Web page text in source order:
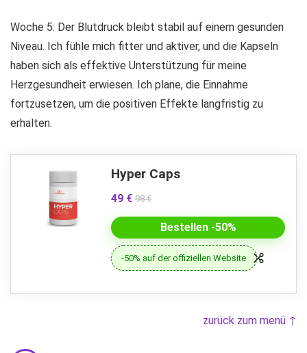
Woche 5: Der Blutdruck bleibt stabil auf einem gesunden
Niveau. Ich fühle mich fitter und aktiver, und die Kapseln
haben sich als effektive Unterstützung für meine
Herzgesundheit erwiesen. Ich plane, die Einnahme
fortzusetzen, um die positiven Effekte langfristig zu
erhalten.
Hyper Caps
49 € 98 €
Bestellen -50%
-50% auf der offiziellen Website
zurück zum menü ↑